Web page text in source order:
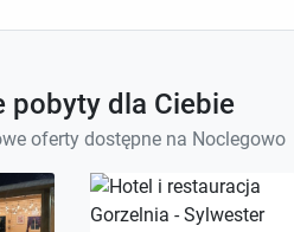
pobyty dla Ciebie
oferty dostępne na Noclegowo